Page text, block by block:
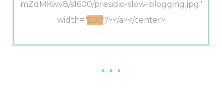
mZdMKwv8/s1600/presidio-slow-blogging.jpg"
width="200"/></a></center>
★ ★ ★